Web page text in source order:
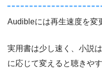
Audibleには再生速度を変
実用書は少し速く、小説
に応じて変えると聴きや